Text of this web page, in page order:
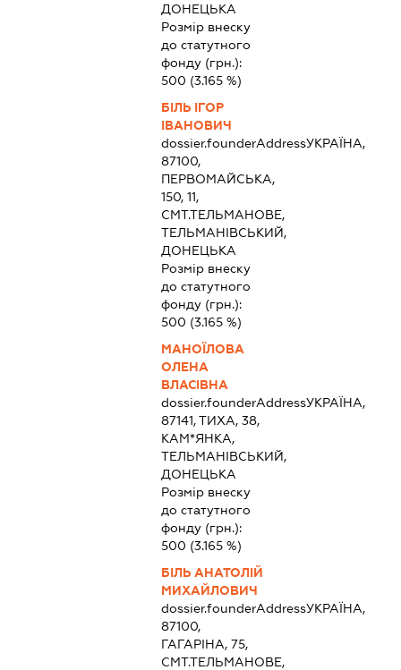
ДОНЕЦЬКА
Розмір внеску
до статутного
фонду (грн.):
500 (3.165 %)
БІЛЬ ІГОР
ІВАНОВИЧ
dossier.founderAddressУКРАЇНА,
87100,
ПЕРВОМАЙСЬКА,
150, 11,
СМТ.ТЕЛЬМАНОВЕ,
ТЕЛЬМАНІВСЬКИЙ,
ДОНЕЦЬКА
Розмір внеску
до статутного
фонду (грн.):
500 (3.165 %)
МАНОЇЛОВА
ОЛЕНА
ВЛАСІВНА
dossier.founderAddressУКРАЇНА,
87141, ТИХА, 38,
КАМ*ЯНКА,
ТЕЛЬМАНІВСЬКИЙ,
ДОНЕЦЬКА
Розмір внеску
до статутного
фонду (грн.):
500 (3.165 %)
БІЛЬ АНАТОЛІЙ
МИХАЙЛОВИЧ
dossier.founderAddressУКРАЇНА,
87100,
ГАГАРІНА, 75,
СМТ.ТЕЛЬМАНОВЕ,